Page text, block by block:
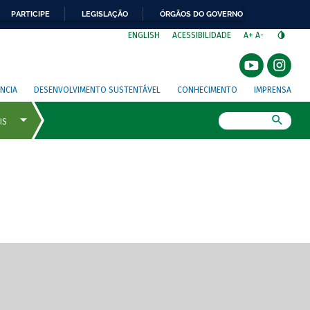
PARTICIPE LEGISLAÇÃO ÓRGÃOS DO GOVERNO
ENGLISH ACESSIBILIDADE A+ A-
DESENVOLVIMENTO SUSTENTÁVEL CONHECIMENTO IMPRENSA
de tela